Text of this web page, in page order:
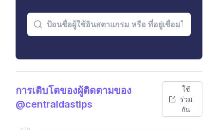
การเติบโตของผู้ติดตามของ
@centraldastips
ใช้
ร่วม
กัน